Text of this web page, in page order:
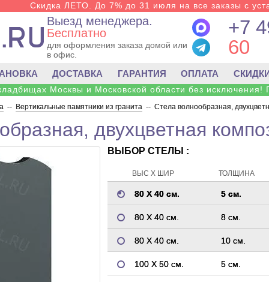
Скидка ЛЕТО. До 7% до 31 июля на все заказы с
Выезд менеджера.
Бесплатно
для оформления заказа домой или
в офис.
+7
60
ДОСТАВКА ГАРАНТИЯ ОПЛАТА
Москвы и Московской области без исключения!
-- Вертикальные памятники из гранита -- Стела волнообразная,
двухцветная
ВЫБОР СТЕЛЫ :
ВЫС Х ШИР ТОЛЩИНА
80 Х 40 см. 5 см.
80 Х 40 см. 8 см.
80 Х 40 см. 10 см.
100 Х 50 см. 5 см.